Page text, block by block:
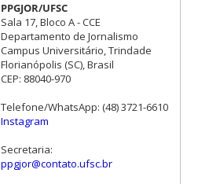
PPGJOR/UFSC
Sala 17, Bloco A - CCE
Departamento de Jornalismo
Campus Universitário, Trindade
Florianópolis (SC), Brasil
CEP: 88040-970
Telefone/WhatsApp: (48) 3721-6610
Instagram
Secretaria:
ppgjor@contato.ufsc.br